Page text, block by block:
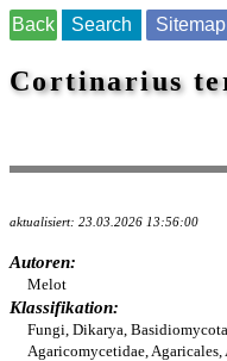
Back Search Sitemap
Cortinarius
aktualisiert: 23.03.2026 13:56:00
Autoren:
Melot
Klassifikation:
Fungi, Dikarya,
Agaricomycetidae,